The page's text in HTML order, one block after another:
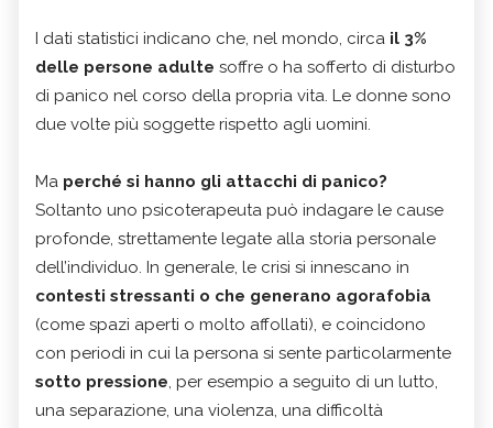
I dati statistici indicano che, nel mondo, circa il 3%
delle persone adulte soffre o ha sofferto di disturbo
di panico nel corso della propria vita. Le donne sono
due volte più soggette rispetto agli uomini.
Ma perché si hanno gli attacchi di panico?
Soltanto uno psicoterapeuta può indagare le cause
profonde, strettamente legate alla storia personale
dell’individuo. In generale, le crisi si innescano in
contesti stressanti o che generano agorafobia
(come spazi aperti o molto affollati), e coincidono
con periodi in cui la persona si sente particolarmente
sotto pressione, per esempio a seguito di un lutto,
una separazione, una violenza, una difficoltà